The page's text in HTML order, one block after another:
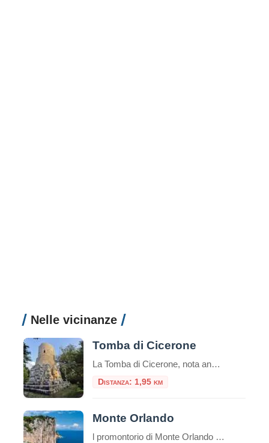
Nelle vicinanze
Tomba di Cicerone
La Tomba di Cicerone, nota anche come Mausoleo di Cicerone o Sepolcro di Cicerone in italiano, è il luogo di sepoltura del famoso oratore e filosofo romano Marco Tullio Cicerone.Cicerone è noto per essere stato uno degli oratori più influenti della Roma antica e una figura di spicco nella politica romana durante gli ultimi anni […]
Distanza: 1,95 km
Monte Orlando
l promontorio di Monte Orlando (171 m) è il prolungamento verso il mare del sistema montuoso degli Aurunci, costituito quasi esclusivamente da calcari meso-cenozoici (190-25 milioni di anni). Nell’area del parco si rinvengono molti fenomeni caratteristici di questi territori come terre rosse, falesie, faglie, grotte, rocce stratificate. In alcuni punti possiamo osservare della terra di […]